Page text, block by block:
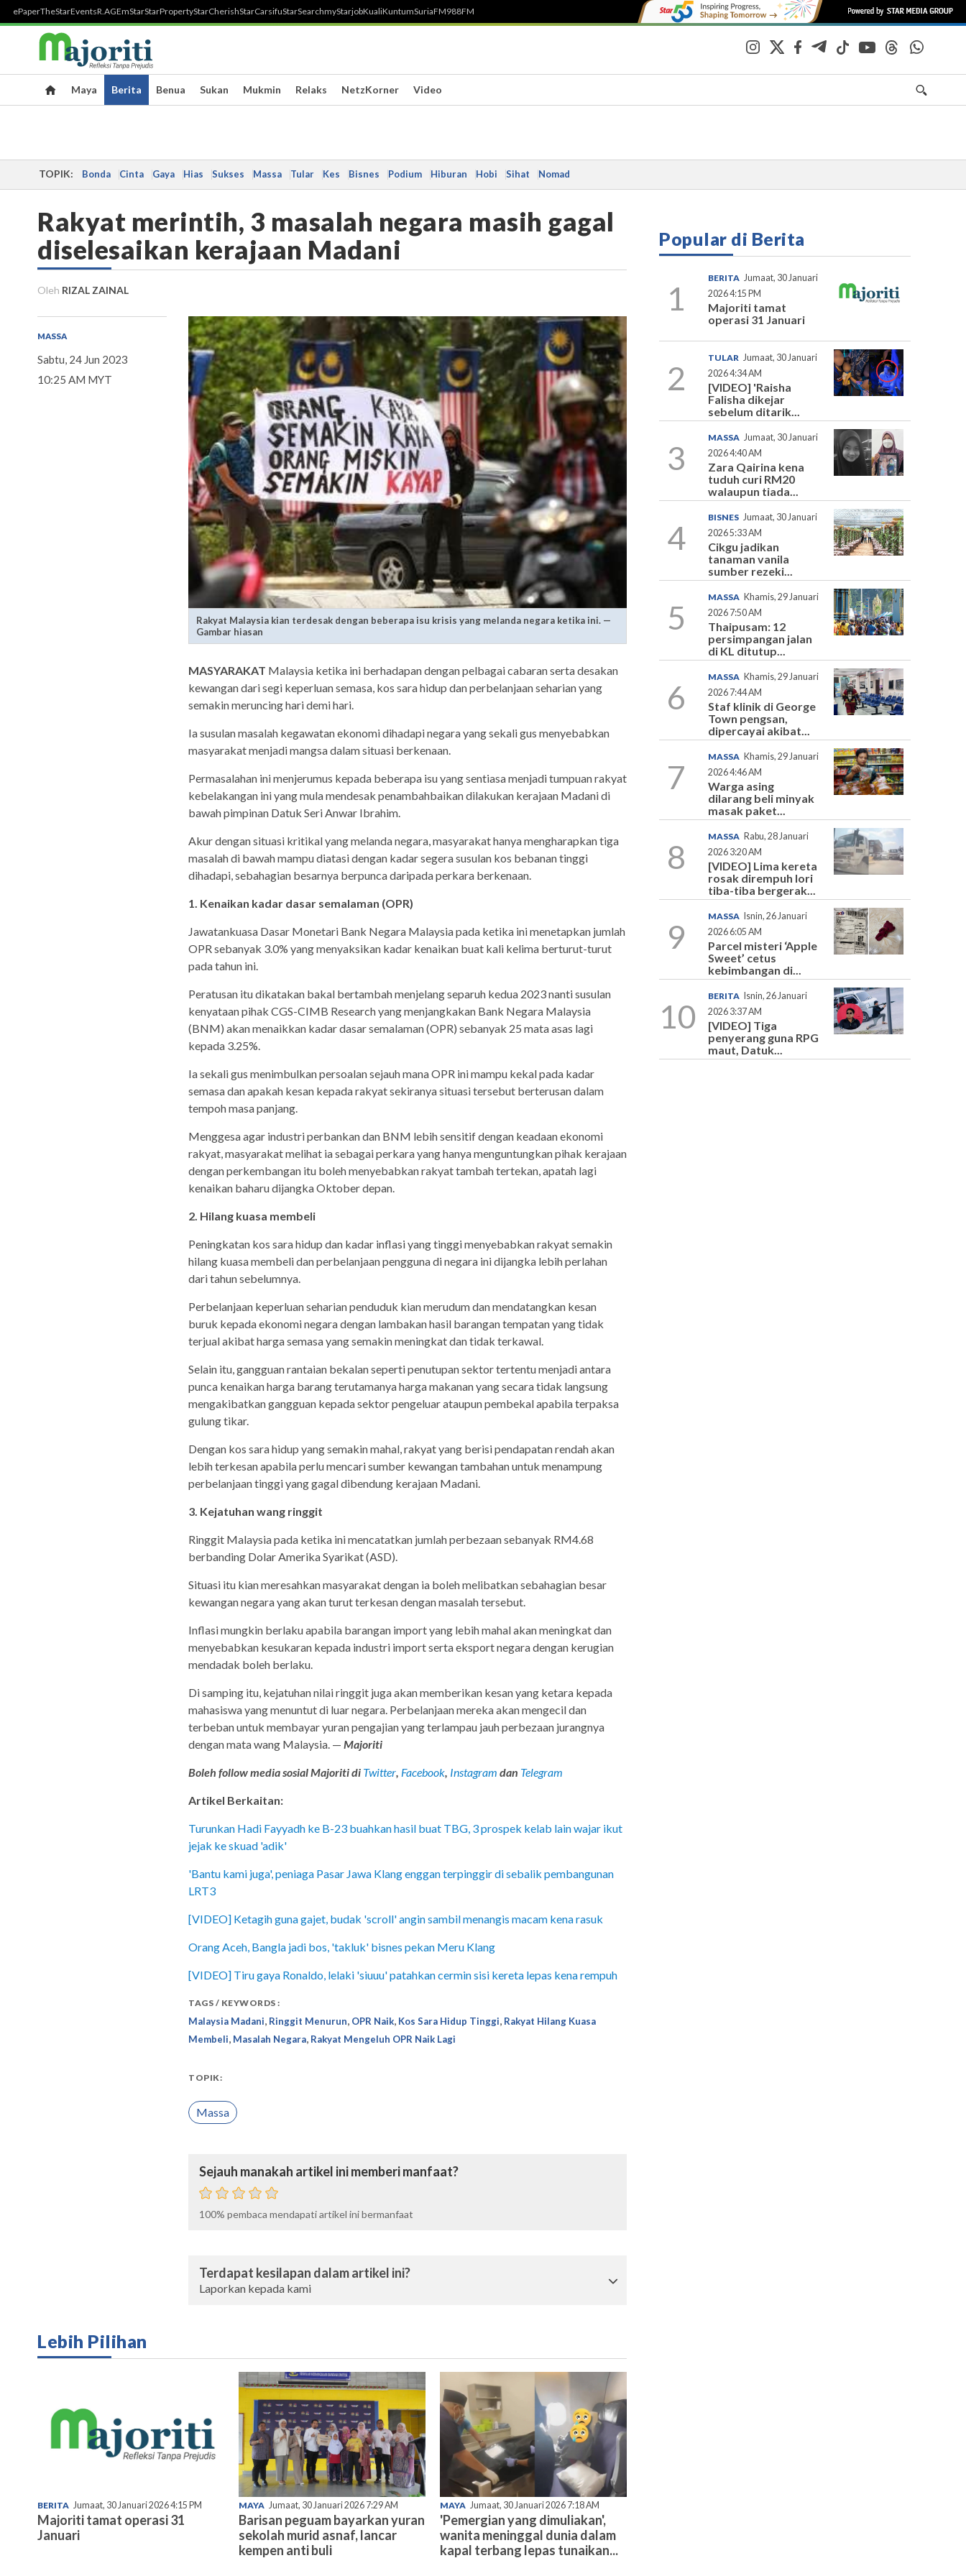
ePaperTheStarEventsR.AGEmStarStarPropertyStarCherishStarCarsifuStarSearchmyStarjobKualiKuntumSuriaFM988FM
Maya Berita Benua Sukan Mukmin Relaks NetzKorner Video
TOPIK: Bonda Cinta Gaya Hias Sukses Massa Tular Kes Bisnes Podium Hiburan Hobi Sihat Nomad
Rakyat merintih, 3 masalah negara masih gagal
diselesaikan kerajaan Madani
Oleh RIZAL ZAINAL
MASSA
Sabtu, 24 Jun 2023
10:25 AM MYT
Rakyat Malaysia kian terdesak dengan beberapa isu krisis yang melanda negara ketika ini. —
Gambar hiasan
MASYARAKAT Malaysia ketika ini berhadapan dengan pelbagai cabaran serta desakan
kewangan dari segi keperluan semasa, kos sara hidup dan perbelanjaan seharian yang
semakin meruncing hari demi hari.
Ia susulan masalah kegawatan ekonomi dihadapi negara yang sekali gus menyebabkan
masyarakat menjadi mangsa dalam situasi berkenaan.
Permasalahan ini menjerumus kepada beberapa isu yang sentiasa menjadi tumpuan rakyat
kebelakangan ini yang mula mendesak penambahbaikan dilakukan kerajaan Madani di
bawah pimpinan Datuk Seri Anwar Ibrahim.
Akur dengan situasi kritikal yang melanda negara, masyarakat hanya mengharapkan tiga
masalah di bawah mampu diatasi dengan kadar segera susulan kos bebanan tinggi
dihadapi, sebahagian besarnya berpunca daripada perkara berkenaan.
1. Kenaikan kadar dasar semalaman (OPR)
Jawatankuasa Dasar Monetari Bank Negara Malaysia pada ketika ini menetapkan jumlah
OPR sebanyak 3.0% yang menyaksikan kadar kenaikan buat kali kelima berturut-turut
pada tahun ini.
Peratusan itu dikatakan bakal bertambah menjelang separuh kedua 2023 nanti susulan
kenyataan pihak CGS-CIMB Research yang menjangkakan Bank Negara Malaysia
(BNM) akan menaikkan kadar dasar semalaman (OPR) sebanyak 25 mata asas lagi
kepada 3.25%.
Ia sekali gus menimbulkan persoalan sejauh mana OPR ini mampu kekal pada kadar
semasa dan apakah kesan kepada rakyat sekiranya situasi tersebut berterusan dalam
tempoh masa panjang.
Menggesa agar industri perbankan dan BNM lebih sensitif dengan keadaan ekonomi
rakyat, masyarakat melihat ia sebagai perkara yang hanya menguntungkan pihak kerajaan
dengan perkembangan itu boleh menyebabkan rakyat tambah tertekan, apatah lagi
kenaikan baharu dijangka Oktober depan.
2. Hilang kuasa membeli
Peningkatan kos sara hidup dan kadar inflasi yang tinggi menyebabkan rakyat semakin
hilang kuasa membeli dan perbelanjaan pengguna di negara ini dijangka lebih perlahan
dari tahun sebelumnya.
Perbelanjaan keperluan seharian penduduk kian merudum dan mendatangkan kesan
buruk kepada ekonomi negara dengan lambakan hasil barangan tempatan yang tidak
terjual akibat harga semasa yang semakin meningkat dan tidak terkawal.
Selain itu, gangguan rantaian bekalan seperti penutupan sektor tertentu menjadi antara
punca kenaikan harga barang terutamanya harga makanan yang secara tidak langsung
mengakibatkan gangguan kepada sektor pengeluar ataupun pembekal apabila terpaksa
gulung tikar.
Dengan kos sara hidup yang semakin mahal, rakyat yang berisi pendapatan rendah akan
lebih terkesan apabila perlu mencari sumber kewangan tambahan untuk menampung
perbelanjaan tinggi yang gagal dibendung kerajaan Madani.
3. Kejatuhan wang ringgit
Ringgit Malaysia pada ketika ini mencatatkan jumlah perbezaan sebanyak RM4.68
berbanding Dolar Amerika Syarikat (ASD).
Situasi itu kian meresahkan masyarakat dengan ia boleh melibatkan sebahagian besar
kewangan negara yang akan turut terkesan dengan masalah tersebut.
Inflasi mungkin berlaku apabila barangan import yang lebih mahal akan meningkat dan
menyebabkan kesukaran kepada industri import serta eksport negara dengan kerugian
mendadak boleh berlaku.
Di samping itu, kejatuhan nilai ringgit juga akan memberikan kesan yang ketara kepada
mahasiswa yang menuntut di luar negara. Perbelanjaan mereka akan mengecil dan
terbeban untuk membayar yuran pengajian yang terlampau jauh perbezaan jurangnya
dengan mata wang Malaysia. — Majoriti
Boleh follow media sosial Majoriti di Twitter Facebook Instagram dan Telegram
Artikel Berkaitan:
Turunkan Hadi Fayyadh ke B-23 buahkan hasil buat TBG, 3 prospek kelab lain wajar ikut
jejak ke skuad 'adik'
'Bantu kami juga', peniaga Pasar Jawa Klang enggan terpinggir di sebalik pembangunan
LRT3
[VIDEO] Ketagih guna gajet, budak 'scroll' angin sambil menangis macam kena rasuk
Orang Aceh, Bangla jadi bos, 'takluk' bisnes pekan Meru Klang
[VIDEO] Tiru gaya Ronaldo, lelaki 'siuuu' patahkan cermin sisi kereta lepas kena rempuh
TAGS / KEYWORDS :
Malaysia Madani Ringgit Menurun OPR Naik Kos Sara Hidup Tinggi Rakyat Hilang Kuasa
Membeli Masalah Negara Rakyat Mengeluh OPR Naik Lagi
TOPIK:
Massa
Sejauh manakah artikel ini memberi manfaat?
100% pembaca mendapati artikel ini bermanfaat
Terdapat kesilapan dalam artikel ini?
Laporkan kepada kami
Lebih Pilihan
BERITA Jumaat, 30 Januari 2026 4:15 PM
Majoriti tamat operasi 31
Januari
MAYA Jumaat, 30 Januari 2026 7:29 AM
Barisan peguam bayarkan yuran
sekolah murid asnaf, lancar
kempen anti buli
MAYA Jumaat, 30 Januari 2026 7:18 AM
'Pemergian yang dimuliakan',
wanita meninggal dunia dalam
kapal terbang lepas tunaikan...
Popular di Berita
1
BERITA Jumaat, 30 Januari
2026 4:15 PM
Majoriti tamat
operasi 31 Januari
2
TULAR Jumaat, 30 Januari
2026 4:34 AM
[VIDEO] 'Raisha
Falisha dikejar
sebelum ditarik...
3
MASSA Jumaat, 30 Januari
2026 4:40 AM
Zara Qairina kena
tuduh curi RM20
walaupun tiada...
4
BISNES Jumaat, 30 Januari
2026 5:33 AM
Cikgu jadikan
tanaman vanila
sumber rezeki...
5
MASSA Khamis, 29 Januari
2026 7:50 AM
Thaipusam: 12
persimpangan jalan
di KL ditutup...
6
MASSA Khamis, 29 Januari
2026 7:44 AM
Staf klinik di George
Town pengsan,
dipercayai akibat...
7
MASSA Khamis, 29 Januari
2026 4:46 AM
Warga asing
dilarang beli minyak
masak paket...
8
MASSA Rabu, 28 Januari
2026 3:20 AM
[VIDEO] Lima kereta
rosak dirempuh lori
tiba-tiba bergerak...
9
MASSA
Isnin, 26 Januari
2026 6:05 AM
Parcel misteri ‘Apple
Sweet’ cetus
kebimbangan di...
10
BERITA
Isnin, 26 Januari
2026 3:37 AM
[VIDEO] Tiga
penyerang guna RPG
maut, Datuk...